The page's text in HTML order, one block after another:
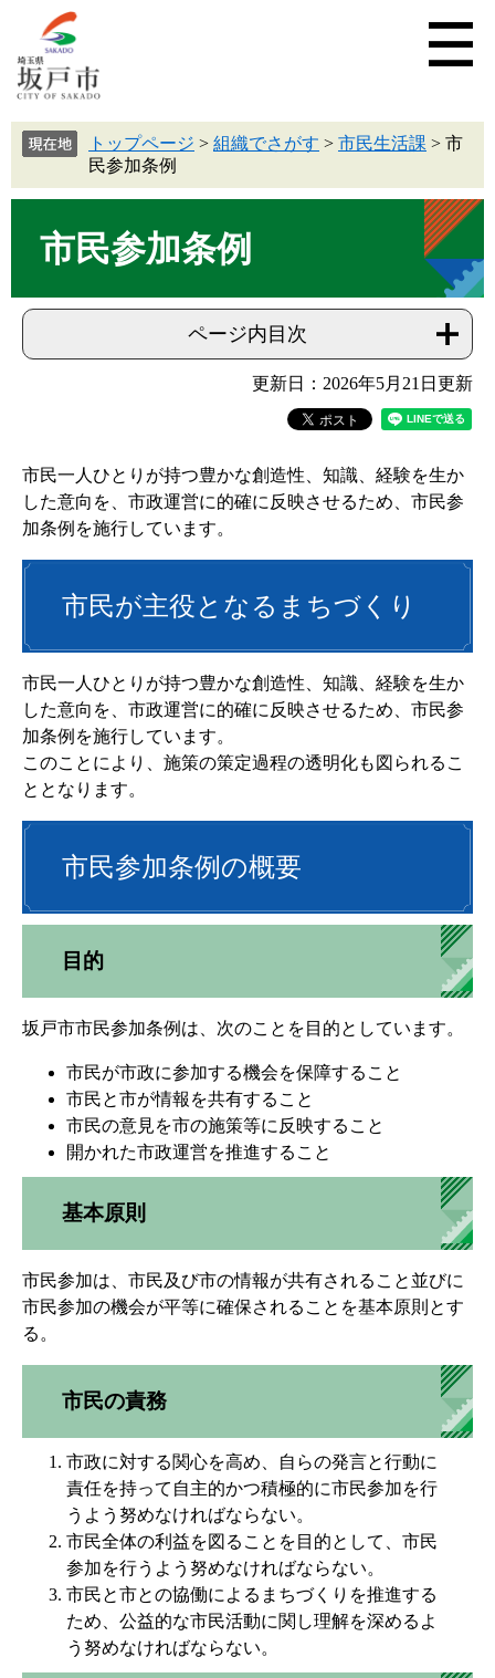
トップページ > 組織でさがす > 市民生活課 > 市
民参加条例
市民参加条例
ページ内目次
更新日：2026年5月21日更新
市民一人ひとりが持つ豊かな創造性、知識、経験を生か
した意向を、市政運営に的確に反映させるため、市民参
加条例を施行しています。
市民が主役となるまちづくり
市民一人ひとりが持つ豊かな創造性、知識、経験を生か
した意向を、市政運営に的確に反映させるため、市民参
加条例を施行しています。
このことにより、施策の策定過程の透明化も図られるこ
ととなります。
市民参加条例の概要
目的
坂戸市市民参加条例は、次のことを目的としています。
市民が市政に参加する機会を保障すること
市民と市が情報を共有すること
市民の意見を市の施策等に反映すること
開かれた市政運営を推進すること
基本原則
市民参加は、市民及び市の情報が共有されること並びに
市民参加の機会が平等に確保されることを基本原則とす
る。
市民の責務
市政に対する関心を高め、自らの発言と行動に
責任を持って自主的かつ積極的に市民参加を行
うよう努めなければならない。
市民全体の利益を図ることを目的として、市民
参加を行うよう努めなければならない。
市民と市との協働によるまちづくりを推進する
ため、公益的な市民活動に関し理解を深めるよ
う努めなければならない。